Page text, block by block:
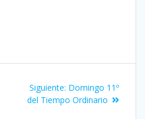
Siguiente: Siguiente
entrada:
Domingo 11º
del Tiempo Ordinario